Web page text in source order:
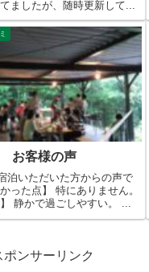
ましたが、随時更新して...
お客様の声
泊いただいた方からの声で
った点】 特にありません。
】 静かで過ごしやすい。 ...
ポンサーリンク